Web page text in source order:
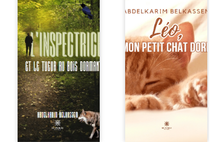
Une inspectrice
de police est
confrontée à une
série de meurtres
énigmatiques
dans les environs
de Saint-Étienne-
du-Rouvray. Les
circonstances
réelles restent
obscures. Sur les
lieux du crime, elle
découvre des
indices confus qui
ne permettent pas
réellement de
dresser le profil
Âgé de cinq jours,
Léo, le dernier à
être adopté, a été
récupéré sur un
toit. Sa mère
l’ayant abandonné,
son histoire est
une succession de
surprises. Elle
s’entremêle avec
celle des autres
chats de la
maison. Sa vie
relève d’un
véritable miracle.
Découvrez-la !